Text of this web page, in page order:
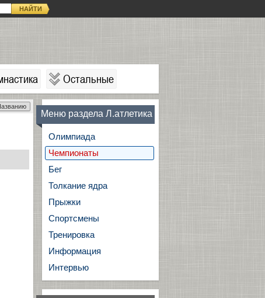
НАЙТИ
Остальные
Меню раздела Л.атлетика
Олимпиада
Чемпионаты
Бег
Толкание ядра
Прыжки
Спортсмены
Тренировка
Информация
Интервью